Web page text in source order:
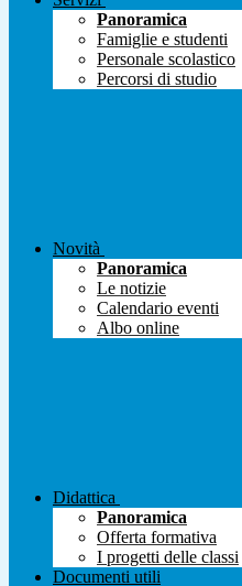
Panoramica
Famiglie e studenti
Personale scolastico
Percorsi di studio
Novità
Panoramica
Le notizie
Calendario eventi
Albo online
Didattica
Panoramica
Offerta formativa
I progetti delle classi
Documenti utili